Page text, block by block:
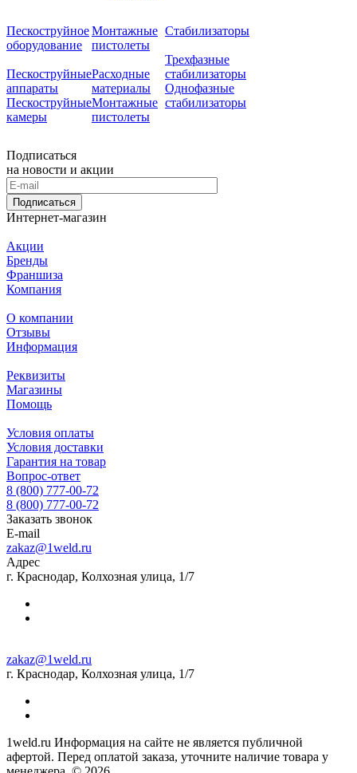
Пескоструйное
оборудование
Пескоструйные
аппараты
Пескоструйные
камеры
Монтажные
пистолеты
Расходные
материалы
Монтажные
пистолеты
Стабилизаторы
Трехфазные
стабилизаторы
Однофазные
стабилизаторы
Подписаться
на новости и акции
Подписаться
Интернет-магазин
Акции
Бренды
Франшиза
Компания
О компании
Отзывы
Информация
Реквизиты
Магазины
Помощь
Условия оплаты
Условия доставки
Гарантия на товар
Вопрос-ответ
8 (800) 777-00-72
8 (800) 777-00-72
Заказать звонок
E-mail
zakaz@1weld.ru
Адрес
г. Краснодар, Колхозная улица, 1/7
zakaz@1weld.ru
г. Краснодар, Колхозная улица, 1/7
1weld.ru Информация на сайте не является публичной
афертой. Перед оплатой заказа, уточните наличие товара у